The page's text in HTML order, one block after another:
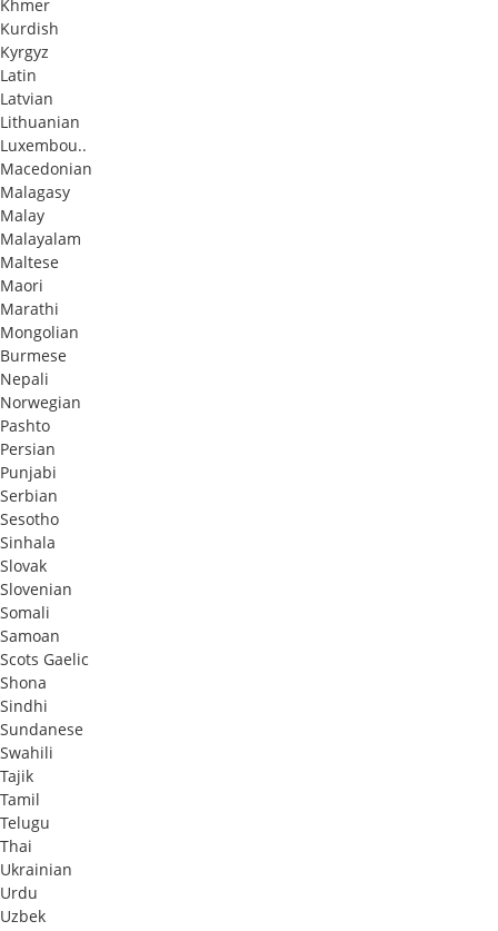
Khmer
Kurdish
Kyrgyz
Latin
Latvian
Lithuanian
Luxembou..
Macedonian
Malagasy
Malay
Malayalam
Maltese
Maori
Marathi
Mongolian
Burmese
Nepali
Norwegian
Pashto
Persian
Punjabi
Serbian
Sesotho
Sinhala
Slovak
Slovenian
Somali
Samoan
Scots Gaelic
Shona
Sindhi
Sundanese
Swahili
Tajik
Tamil
Telugu
Thai
Ukrainian
Urdu
Uzbek